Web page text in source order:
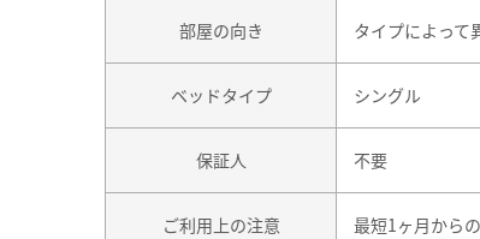
部屋の向き タイプによって
ベッドタイプ シングル
保証人 不要
ご利用上の注意 最短1ヶ月から